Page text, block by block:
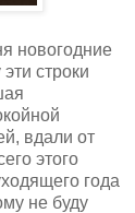
новогодние
строки
вдали от
этого
года
не буду